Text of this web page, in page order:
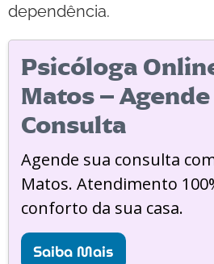
dependência.
Psicóloga
Matos –
Consulta
Agende sua consulta
Matos. Atendimento
conforto da sua casa.
Saiba Mais